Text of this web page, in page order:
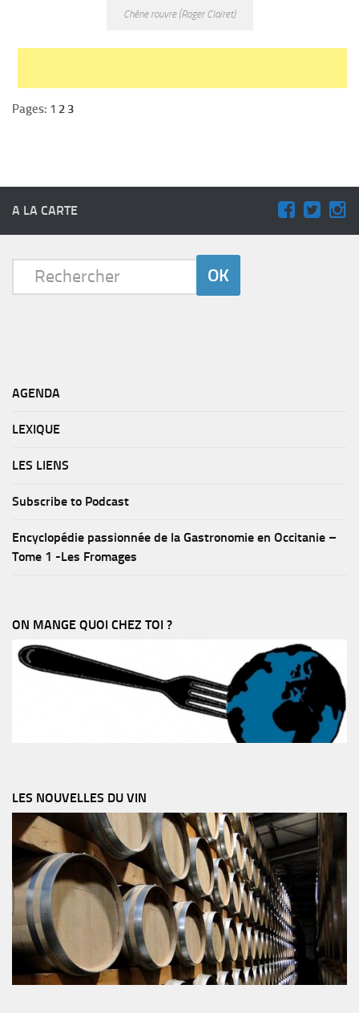
Chêne rouvre (Roger Clairet)
Pages: 1 2 3
A LA CARTE
AGENDA
LEXIQUE
LES LIENS
Subscribe to Podcast
Encyclopédie passionnée de la Gastronomie en Occitanie –
Tome 1 -Les Fromages
ON MANGE QUOI CHEZ TOI ?
LES NOUVELLES DU VIN